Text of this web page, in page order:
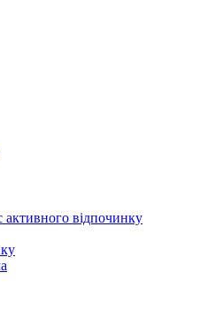
активного відпочинку